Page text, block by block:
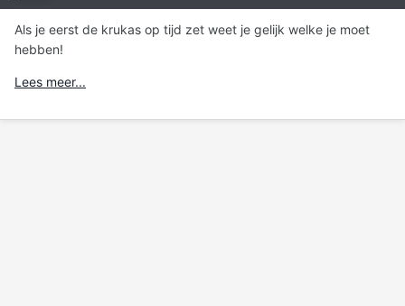
Als je eerst de krukas op tijd zet weet je gelijk welke je moet
hebben!
Lees meer...